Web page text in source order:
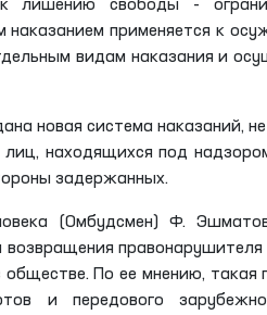
лишению свободы -
применяется к
видам наказания и
новая система наказаний,
находящихся под
задержанных.
(Омбудсмен) Ф.
правонарушителя
По ее мнению, такая
и передового